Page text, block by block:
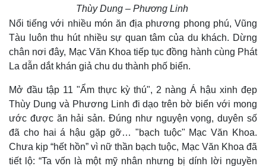
Thùy Dung – Phương Linh
Nổi tiếng với nhiều món ăn địa phương phong phú, Vũng
Tàu luôn thu hút nhiều sự quan tâm của du khách. Dừng
chân nơi đây, Mạc Văn Khoa tiếp tục đồng hành cùng Phát
La dẫn dắt khán giả chu du thành phố biển.
Mở đầu tập 11 "Ẩm thực kỳ thú", 2 nàng Á hậu xinh đẹp
Thùy Dung và Phương Linh đi dạo trên bờ biển với mong
ước được ăn hải sản. Đúng như nguyện vọng, duyên số
đã cho hai á hậu gặp gỡ… "bạch tuộc" Mạc Văn Khoa.
Chưa kịp “hết hồn” vì nữ thần bạch tuộc, Mạc Văn Khoa đã
tiết lộ: “Ta vốn là một mỹ nhân nhưng bị dính lời nguyền